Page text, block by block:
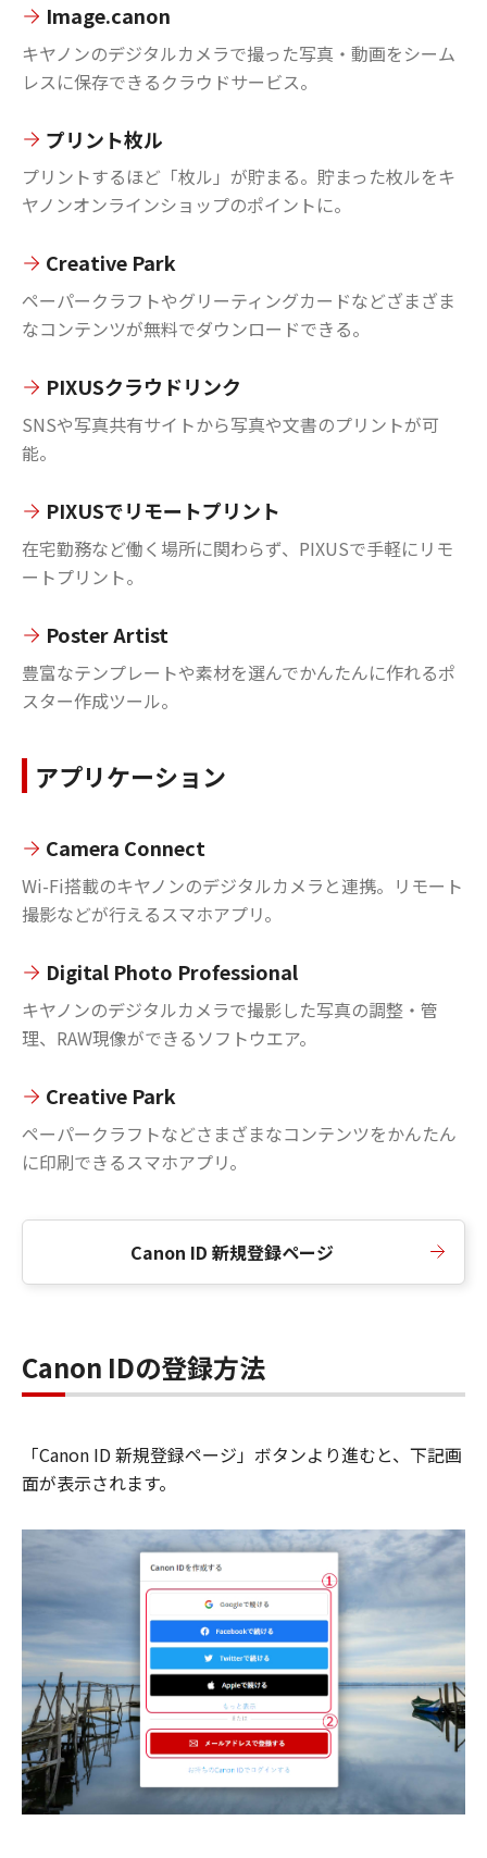
Image.canon
キヤノンのデジタルカメラで撮った写真・動画をシーム
レスに保存できるクラウドサービス。
プリント枚ル
プリントするほど「枚ル」が貯まる。貯まった枚ルをキ
ヤノンオンラインショップのポイントに。
Creative Park
ペーパークラフトやグリーティングカードなどざまざま
なコンテンツが無料でダウンロードできる。
PIXUSクラウドリンク
SNSや写真共有サイトから写真や文書のプリントが可
能。
PIXUSでリモートプリント
在宅勤務など働く場所に関わらず、PIXUSで手軽にリモ
ートプリント。
Poster Artist
豊富なテンプレートや素材を選んでかんたんに作れるポ
スター作成ツール。
アプリケーション
Camera Connect
Wi-Fi搭載のキヤノンのデジタルカメラと連携。リモート
撮影などが行えるスマホアプリ。
Digital Photo Professional
キヤノンのデジタルカメラで撮影した写真の調整・管
理、RAW現像ができるソフトウエア。
Creative Park
ペーパークラフトなどさまざまなコンテンツをかんたん
に印刷できるスマホアプリ。
Canon ID 新規登録ページ
Canon IDの登録方法
「Canon ID 新規登録ページ」ボタンより進むと、下記画
面が表示されます。